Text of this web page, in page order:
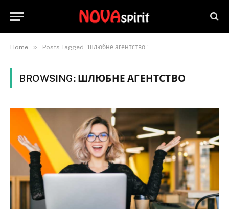
Home » Posts Tagged "шлюбне агентство"
BROWSING: ШЛЮБНЕ АГЕНТСТВО